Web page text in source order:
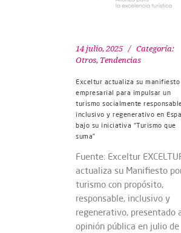
14 julio, 2025
Categoría:
Otros, Tendencias
Exceltur actualiza su manifiesto
empresarial para impulsar un
turismo socialmente
inclusivo y regenerativo en
bajo su iniciativa “Turismo que
suma”
Fuente: Exceltur
actualiza su Manifiesto
turismo con propósito,
responsable, inclusivo y
regenerativo, presentado
opinión pública en julio de